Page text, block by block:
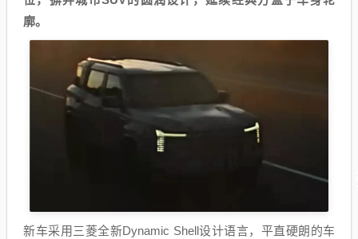
廓。
新车采用三菱全新Dynamic Shell设计语言，平直硬朗的车